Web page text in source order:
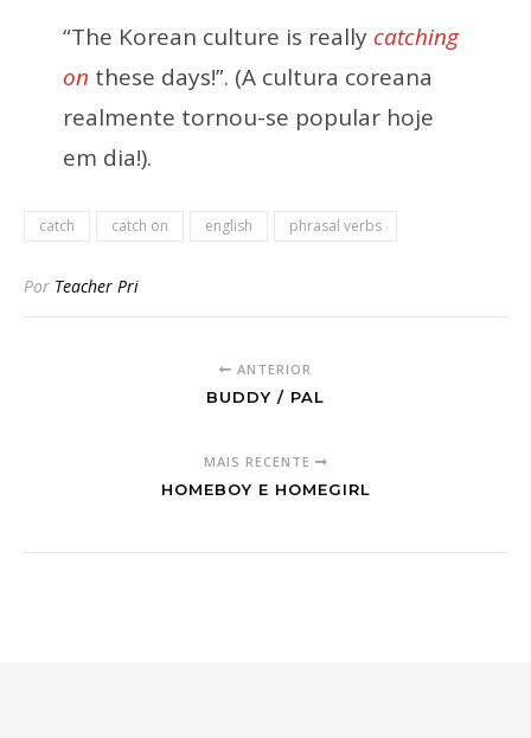
“The Korean culture is really catching
on these days!”. (A cultura coreana
realmente tornou-se popular hoje
em dia!).
catch catch on english phrasal verbs
Por Teacher Pri
ANTERIOR
BUDDY / PAL
MAIS RECENTE
HOMEBOY E HOMEGIRL